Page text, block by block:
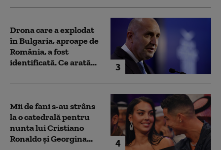
3
Drona care a explodat
în Bulgaria, aproape de
România, a fost
identificată. Ce arată...
4
Mii de fani s-au strâns
la o catedrală pentru
nunta lui Cristiano
Ronaldo şi Georgina...